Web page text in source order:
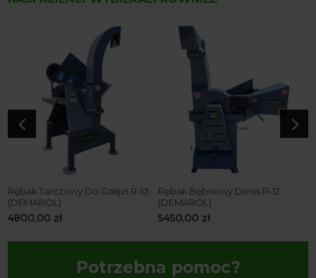
4
Rębak Tarczowy Do Gałęzi R-13
(DEMAROL)
4800,00 zł
Rębak Bębnowy Denis R-12
(DEMAROL)
5450,00 zł
5
Potrzebna pomoc?